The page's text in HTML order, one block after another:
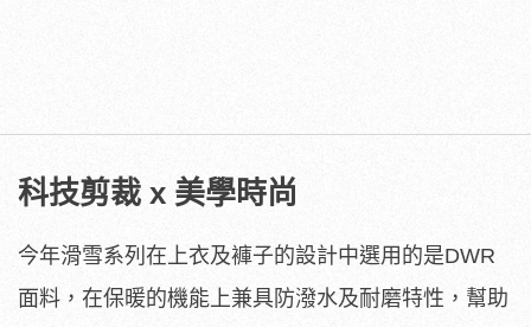
科技剪裁 x 美學時尚
今年滑雪系列在上衣及褲子的設計中選用的是DWR
面料，在保暖的機能上兼具防潑水及耐磨特性，幫助